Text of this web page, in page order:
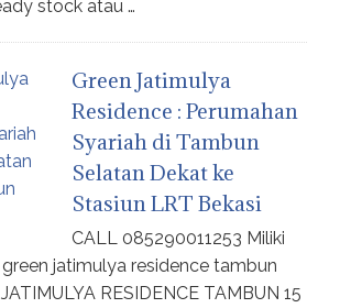
stock atau …
Green Jatimulya
Residence : Perumahan
Syariah di Tambun
Selatan Dekat ke
Stasiun LRT Bekasi
CALL 085290011253 Miliki
jatimulya residence tambun
RESIDENCE TAMBUN 15